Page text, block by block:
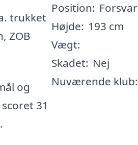
trukket
ZOB
og
31
Position: Forsvar
Højde: 193 cm
Vægt:
Skadet: Nej
Nuværende klub: